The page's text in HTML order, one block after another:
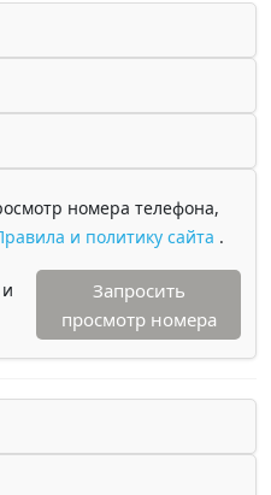
номера телефона,
и политику сайта .
Запросить
просмотр номера